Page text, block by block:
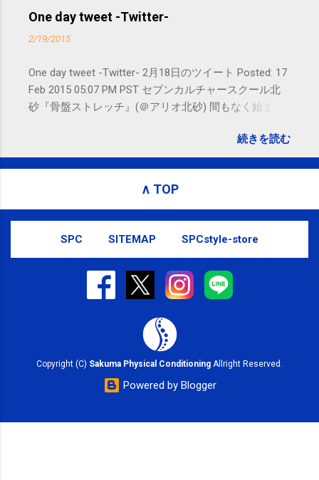
お問い合わせはSMS（ショートメッセ
One day tweet -Twitter-
2/19/2015
One day tweet -Twitter- 2月18日のツイート Posted: 17
Feb 2015 05:07 PM PST セブンカルチャースクール北
砂『骨盤ストレッチ』(＠アリオ北砂) 間もなく始まり
subscribed to email updates from サクマフィジカルコ
ンディショニング(@SPCstyle) - Twilog To stop
Email delivery powered by Google Google Inc., 1600
Amphitheatre Parkway, Mountain View, CA 94043,
続きを読む
∧ TOP
SPC SITEMAP SPCstyle-store
Copyright (C) Sakuma Physical Conditioning Allright Reserved.
Powered by Blogger